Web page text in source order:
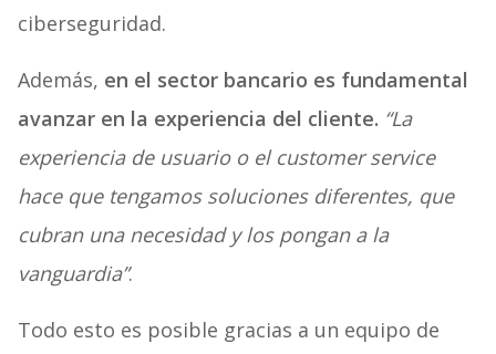
ciberseguridad.
Además, en el sector bancario es fundamental
avanzar en la experiencia del cliente. “La
experiencia de usuario o el customer service
hace que tengamos soluciones diferentes, que
cubran una necesidad y los pongan a la
vanguardia”.
Todo esto es posible gracias a un equipo de